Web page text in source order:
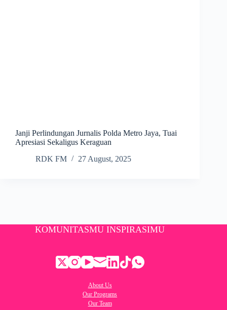
Janji Perlindungan Jurnalis Polda Metro Jaya, Tuai
Apresiasi Sekaligus Keraguan
RDK FM
27 August, 2025
KOMUNITASMU INSPIRASIMU
About Us
Our Programs
Our Team